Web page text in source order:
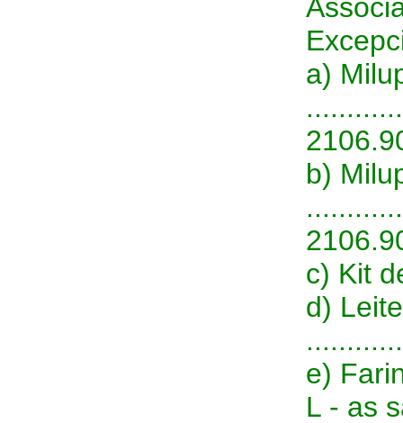
a)
b)
c) Kit
d)
e)
L - as